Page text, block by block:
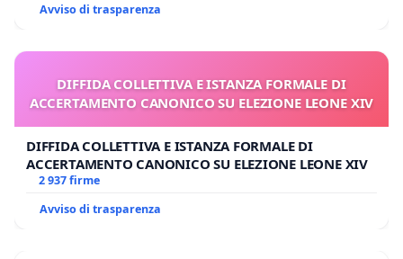
Avviso di trasparenza
DIFFIDA COLLETTIVA E ISTANZA FORMALE DI
ACCERTAMENTO CANONICO SU ELEZIONE LEONE XIV
DIFFIDA COLLETTIVA E ISTANZA FORMALE DI
ACCERTAMENTO CANONICO SU ELEZIONE LEONE XIV
2 937 firme
Avviso di trasparenza